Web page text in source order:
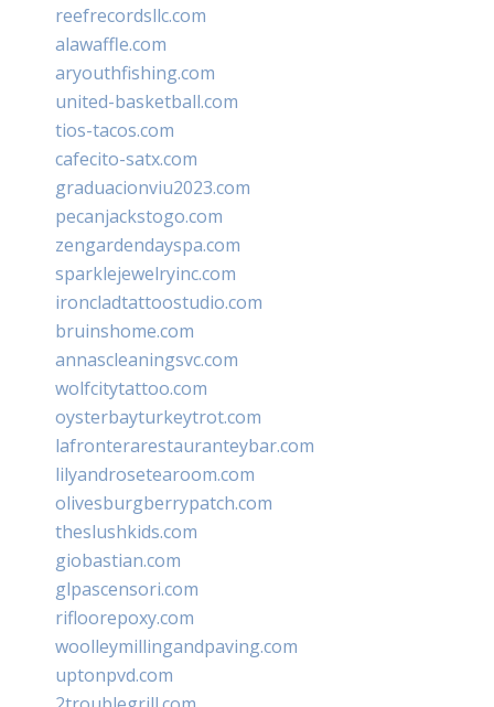
reefrecordsllc.com
alawaffle.com
aryouthfishing.com
united-basketball.com
tios-tacos.com
cafecito-satx.com
graduacionviu2023.com
pecanjackstogo.com
zengardendayspa.com
sparklejewelryinc.com
ironcladtattoostudio.com
bruinshome.com
annascleaningsvc.com
wolfcitytattoo.com
oysterbayturkeytrot.com
lafronterarestauranteybar.com
lilyandrosetearoom.com
olivesburgberrypatch.com
theslushkids.com
giobastian.com
glpascensori.com
rifloorepoxy.com
woolleymillingandpaving.com
uptonpvd.com